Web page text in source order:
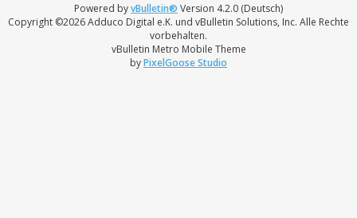
Powered byvBulletin® Version 4.2.0 (Deutsch)
Copyright ©2026 Adduco Digital e.K. und vBulletin Solutions, Inc. Alle Rechte
vorbehalten.
vBulletin Metro Mobile Theme
byPixelGoose Studio